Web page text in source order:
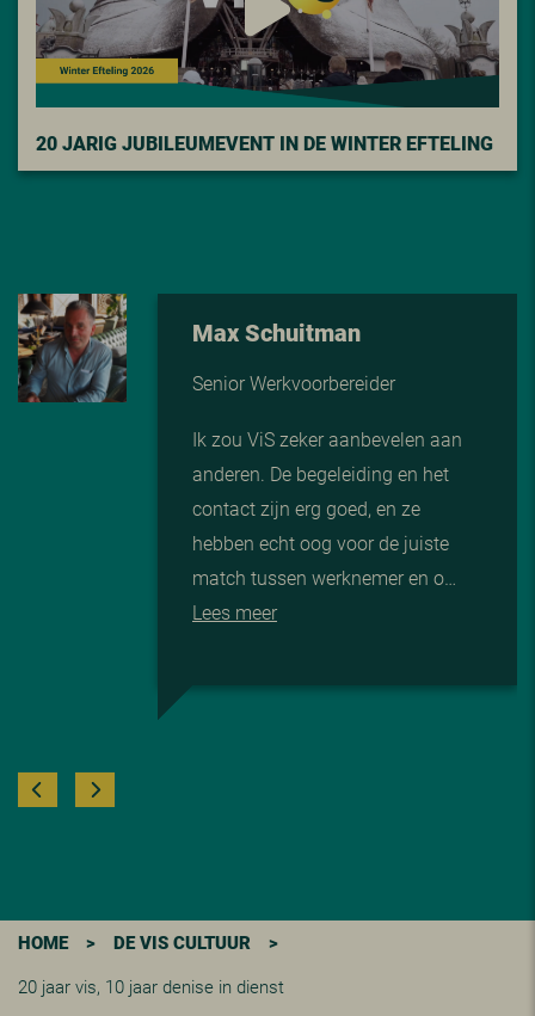
20 JARIG JUBILEUMEVENT IN DE WINTER EFTELING
Max Schuitman
Senior Werkvoorbereider
Ik zou ViS zeker aanbevelen aan
anderen. De begeleiding en het
contact zijn erg goed, en ze
hebben echt oog voor de juiste
match tussen werknemer en o…
Lees meer
HOME > DE VIS CULTUUR
>
20 jaar vis, 10 jaar denise in dienst